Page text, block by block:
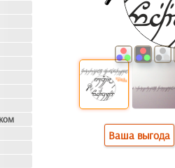
Ваша выгода